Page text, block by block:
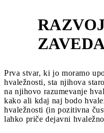
Prva stvar, ki jo moramo
hvaležnosti, sta njihova
na njihovo razumevanje
kako ali kdaj naj bodo
hvaležnosti (in pozitivna
lahko priče dejavni